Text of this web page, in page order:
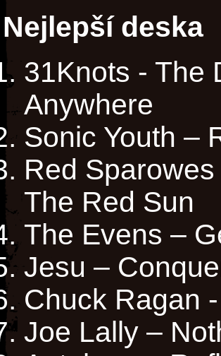
Nejlepší deska
31Knots - The
Anywhere
Sonic Youth –
Red
The Red Sun
The Evens –
Jesu –
Chuck Ragan
Joe Lally –